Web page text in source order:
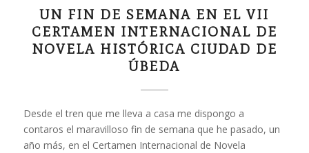
UN FIN DE SEMANA EN EL VII
CERTAMEN INTERNACIONAL DE
NOVELA HISTÓRICA CIUDAD DE
ÚBEDA
Desde el tren que me lleva a casa me dispongo a
contaros el maravilloso fin de semana que he pasado, un
año más, en el Certamen Internacional de Novela